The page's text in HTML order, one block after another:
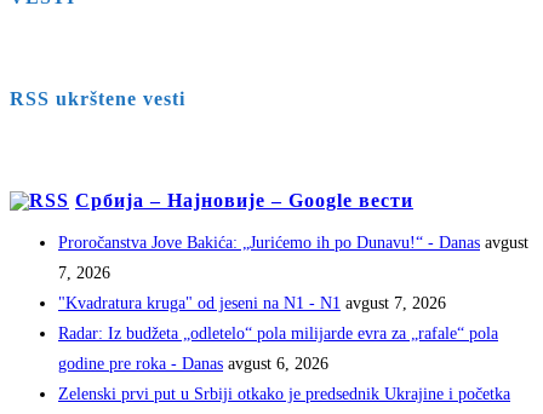
RSS ukrštene vesti
Србија – Најновије – Google вести
Proročanstva Jove Bakića: „Jurićemo ih po Dunavu!“ - Danas avgust
7, 2026
"Kvadratura kruga" od jeseni na N1 - N1 avgust 7, 2026
Radar: Iz budžeta „odletelo“ pola milijarde evra za „rafale“ pola
godine pre roka - Danas avgust 6, 2026
Zelenski prvi put u Srbiji otkako je predsednik Ukrajine i početka